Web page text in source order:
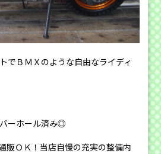
でＢＭＸのような自由なライディ
ーホール済み◎
販ＯＫ！当店自慢の充実の整備内